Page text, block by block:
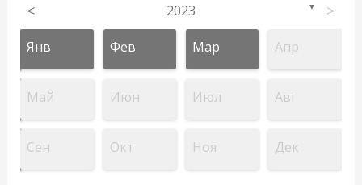
< 2023 ▼ >
Янв Фев Мар Апр
Май Июн Июл Авг
Сен Окт Ноя Дек